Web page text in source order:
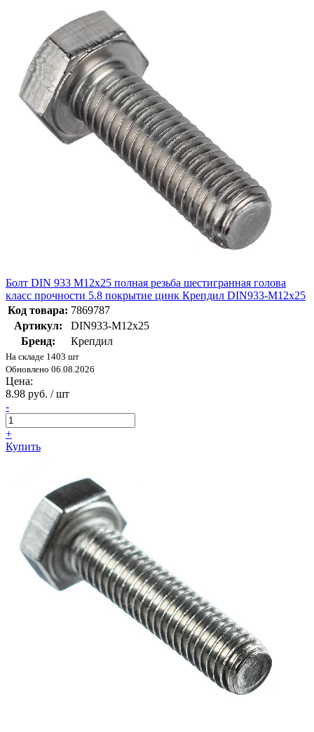
Болт DIN 933 М12х25 полная резьба шестигранная голова
класс прочности 5.8 покрытие цинк Крепдил DIN933-M12х25
Код товара: 7869787
Артикул:
DIN933-M12х25
Бренд:
Крепдил
На складе 1403 шт
Обновлено 06.08.2026
Цена:
8.98 руб. / шт
-
+
Купить